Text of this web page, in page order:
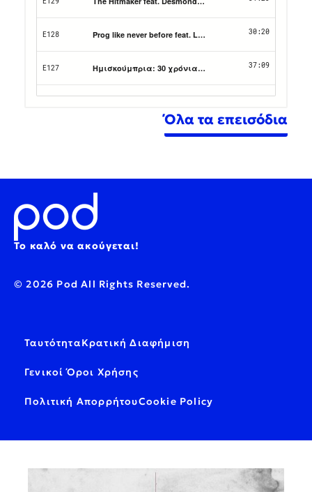
Όλα τα επεισόδια
Το καλό να ακούγεται!
© 2026 Pod All Rights Reserved.
ΤαυτότηταΚρατική Διαφήμιση
Γενικοί Όροι Χρήσης
Πολιτική ΑπορρήτουCookie Policy